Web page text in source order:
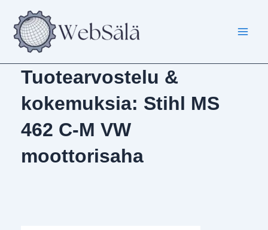
sisältöön
Tuotearvostelu &
kokemuksia: Stihl MS
462 C-M VW
moottorisaha